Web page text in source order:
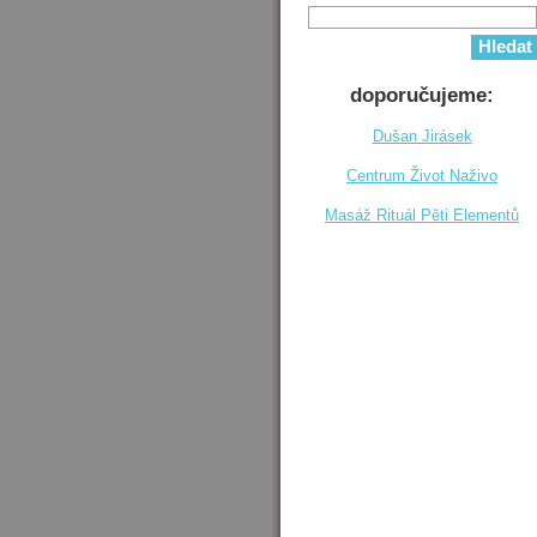
doporučujeme:
Dušan Jirásek
Centrum Život Naživo
Masáž Rituál Pěti Elementů